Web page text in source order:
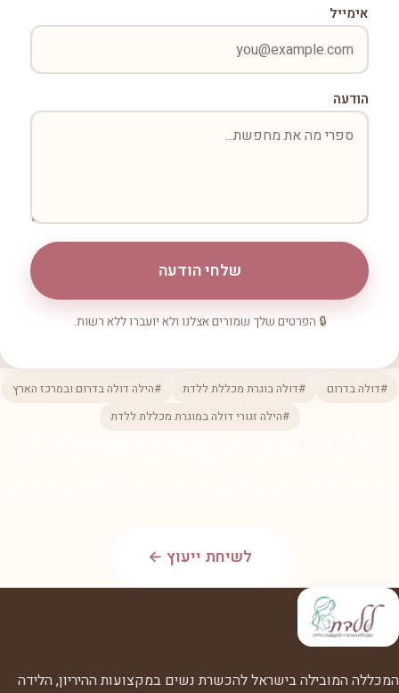
אימייל
הודעה
שלחי הודעה
🔒 הפרטים שלך שמורים אצלנו ולא יועברו ללא רשות.
#דולה בדרום #דולה בוגרת מכללת ללדת
#הילה דולה בדרום ובמרכז הארץ
#הילה זגורי דולה במוגרת מכללת ללדת
לשיחת ייעוץ ←
המכללה המובילה בישראל להכשרת נשים במקצועות ההיריון, הלידה